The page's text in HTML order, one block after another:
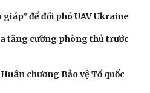
để đối phó UAV Ukraine
tăng cường phòng thủ trước
chương Bảo vệ Tổ quốc